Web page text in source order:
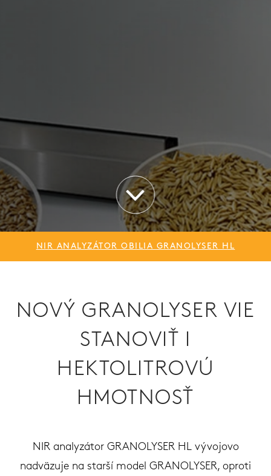
NIR ANALYZÁTOR OBILIA GRANOLYSER HL
NOVÝ GRANOLYSER VIE
STANOVIŤ I
HEKTOLITROVÚ
HMOTNOSŤ
NIR analyzátor GRANOLYSER HL vývojovo
nadväzuje na starší model GRANOLYSER, oproti